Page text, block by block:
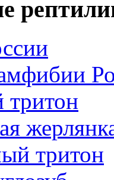
тритон
тритон